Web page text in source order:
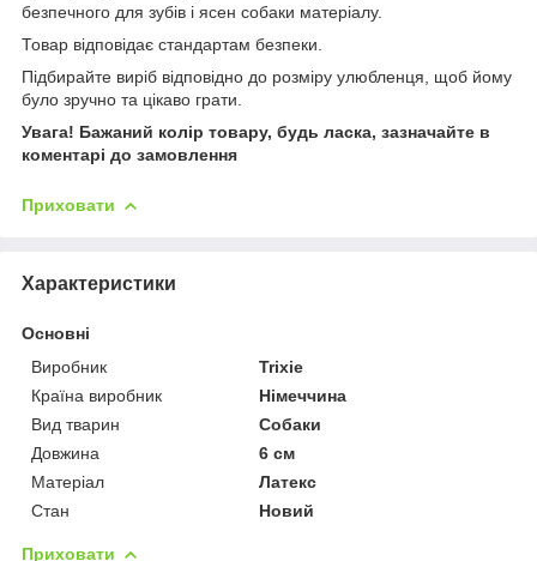
безпечного для зубів і ясен собаки матеріалу.
Товар відповідає стандартам безпеки.
Підбирайте виріб відповідно до розміру улюбленця, щоб йому
було зручно та цікаво грати.
Увага! Бажаний колір товару, будь ласка, зазначайте в
коментарі до замовлення
Приховати
Характеристики
Основні
Виробник
Trixie
Країна виробник
Німеччина
Вид тварин
Собаки
Довжина
6 см
Матеріал
Латекс
Стан
Новий
Приховати